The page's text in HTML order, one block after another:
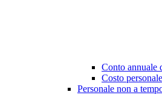
Conto annuale
Costo
Personale non a